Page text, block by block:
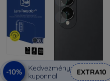
-10%
Kedvezmény
kuponnal
EXTRA10